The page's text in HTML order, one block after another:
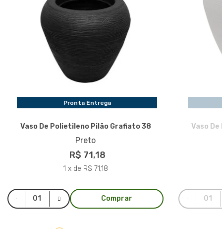
Pronta Entrega
Vaso De Polietileno Pilão Grafiato 38
Preto
R$ 71,18
1 x de R$ 71,18
Comprar
Vaso